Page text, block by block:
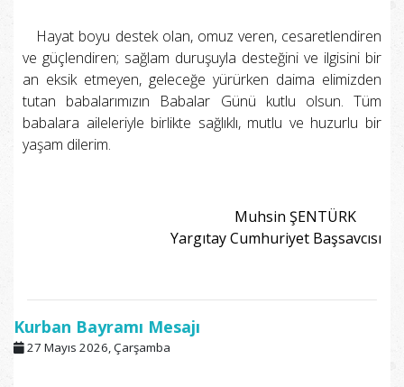
Hayat boyu destek olan, omuz veren, cesaretlendiren
ve güçlendiren; sağlam duruşuyla desteğini ve ilgisini bir
an eksik etmeyen, geleceğe yürürken daima elimizden
tutan babalarımızın Babalar Günü kutlu olsun. Tüm
babalara aileleriyle birlikte sağlıklı, mutlu ve huzurlu bir
yaşam dilerim.
Muhsin ŞENTÜRK
Yargıtay Cumhuriyet Başsavcısı
Kurban Bayramı Mesajı
27 Mayıs 2026, Çarşamba